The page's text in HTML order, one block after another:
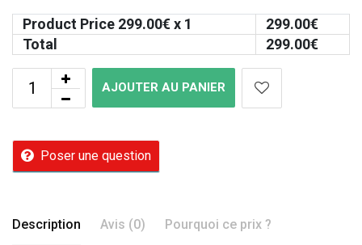
Product Price 299.00€ x 1 299.00€
Total
299.00€
AJOUTER AU PANIER
Poser une question
Description Avis (0) Pourquoi ce prix ?